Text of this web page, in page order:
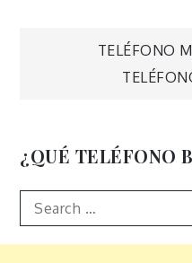
entradas
TELÉFONO
¿QUÉ TELÉFONO
Search
for: